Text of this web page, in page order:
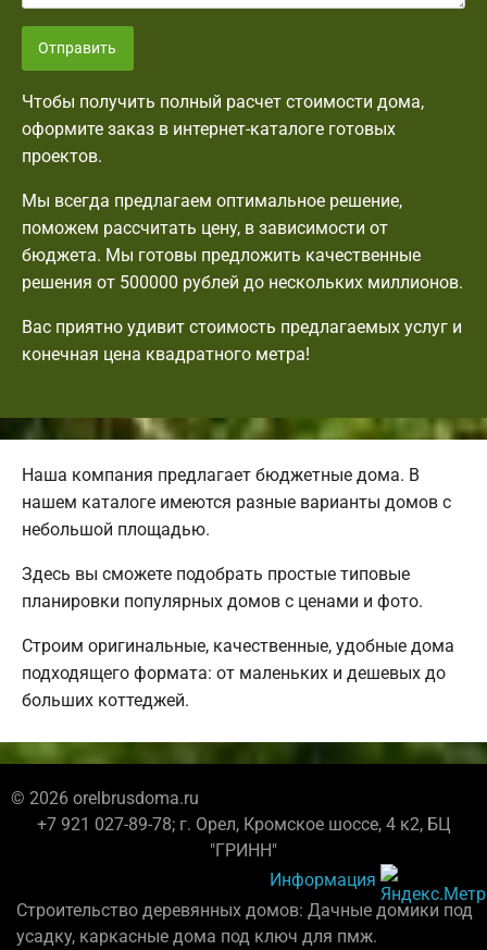
Отправить
Чтобы получить полный расчет стоимости дома,
оформите заказ в интернет-каталоге готовых
проектов.
Мы всегда предлагаем оптимальное решение,
поможем рассчитать цену, в зависимости от
бюджета. Мы готовы предложить качественные
решения от 500000 рублей до нескольких миллионов.
Вас приятно удивит стоимость предлагаемых услуг и
конечная цена квадратного метра!
Наша компания предлагает бюджетные дома. В
нашем каталоге имеются разные варианты домов с
небольшой площадью.
Здесь вы сможете подобрать простые типовые
планировки популярных домов с ценами и фото.
Строим оригинальные, качественные, удобные дома
подходящего формата: от маленьких и дешевых до
больших коттеджей.
© 2026 orelbrusdoma.ru
+7 921 027-89-78; г. Орел, Кромское шоссе, 4 к2, БЦ
"ГРИНН"
Информация
Строительство деревянных домов: Дачные домики под
усадку, каркасные дома под ключ для пмж.